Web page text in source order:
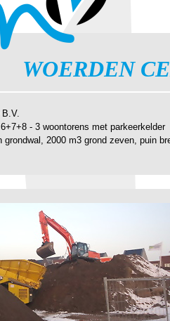
WOERDEN
B.V.
- 3 woontorens met parkeerkelder
grondwal, 2000 m3 grond zeven, puin